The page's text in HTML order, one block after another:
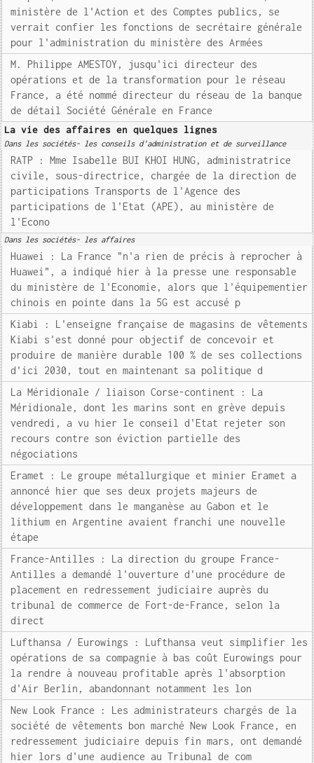
ministère de l'Action et des Comptes publics, se
verrait confier les fonctions de secrétaire générale
pour l'administration du ministère des Armées
M. Philippe AMESTOY, jusqu'ici directeur des
opérations et de la transformation pour le réseau
France, a été nommé directeur du réseau de la banque
de détail Société Générale en France
La vie des affaires en quelques lignes
Dans les sociétés- les conseils d'administration et de surveillance
RATP : Mme Isabelle BUI KHOI HUNG, administratrice
civile, sous-directrice, chargée de la direction de
participations Transports de l'Agence des
participations de l'Etat (APE), au ministère de
l'Econo
Dans les sociétés- les affaires
Huawei : La France "n'a rien de précis à reprocher à
Huawei", a indiqué hier à la presse une responsable
du ministère de l'Economie, alors que l'équipementier
chinois en pointe dans la 5G est accusé p
Kiabi : L'enseigne française de magasins de vêtements
Kiabi s'est donné pour objectif de concevoir et
produire de manière durable 100 % de ses collections
d'ici 2030, tout en maintenant sa politique d
La Méridionale / liaison Corse-continent : La
Méridionale, dont les marins sont en grève depuis
vendredi, a vu hier le conseil d'Etat rejeter son
recours contre son éviction partielle des
négociations
Eramet : Le groupe métallurgique et minier Eramet a
annoncé hier que ses deux projets majeurs de
développement dans le manganèse au Gabon et le
lithium en Argentine avaient franchi une nouvelle
étape
France-Antilles : La direction du groupe France-
Antilles a demandé l'ouverture d'une procédure de
placement en redressement judiciaire auprès du
tribunal de commerce de Fort-de-France, selon la
direct
Lufthansa / Eurowings : Lufthansa veut simplifier les
opérations de sa compagnie à bas coût Eurowings pour
la rendre à nouveau profitable après l'absorption
d'Air Berlin, abandonnant notamment les lon
New Look France : Les administrateurs chargés de la
société de vêtements bon marché New Look France, en
redressement judiciaire depuis fin mars, ont demandé
hier lors d'une audience au Tribunal de com